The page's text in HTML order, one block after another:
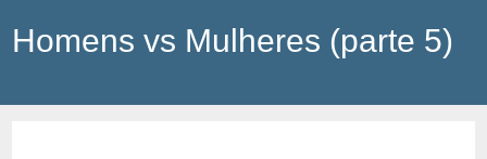
Homens vs Mulheres (parte 5)